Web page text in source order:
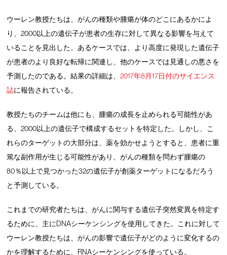
ウーレン教授たちは、がんの種類や腫瘍が体のどこにあるかによ
り、2000以上の遺伝子が患者の生存に対して異なる影響を与えて
いることを見出した。あるケースでは、より高度に発現した遺伝子
が患者のより良好な転帰に関連し、他のケースでは見通しの悪さを
予測したのである。結果の詳細は、2017年8月17日付のサイエンス
誌に報告されている。
教授たちのチームは他にも、腫瘍の成長を止められる可能性があ
る、2000以上の遺伝子で構成するセットを特定した。しかし、こ
れらのターゲットの大部分は、薬を効かせようとすると、患者に重
篤な副作用が生じる可能性があり、がんの種類を問わず腫瘍の
80％以上で見つかった32の遺伝子が創薬ターゲットになるだろう
と予測している。
これまでの研究者たちは、がんに関与する遺伝子突然変異を特定す
るために、主にDNAシーケンシングを使用してきた。これに対して
ウーレン教授たちは、がんの影響で遺伝子がどのように変化するの
かを理解するために、RNAシーケンシングを使っている。